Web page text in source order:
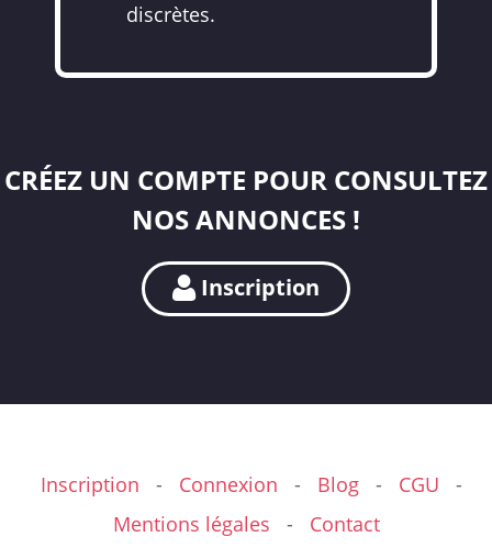
discrètes.
CRÉEZ UN COMPTE POUR CONSULTEZ
NOS ANNONCES !
Inscription
Inscription - Connexion - Blog - CGU
-
Mentions légales
- Contact